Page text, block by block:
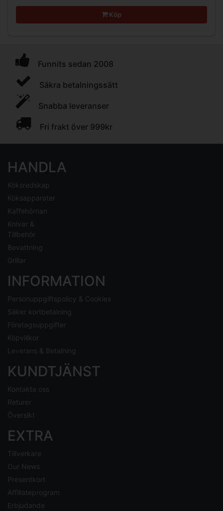
Köp
Funnits sedan 2008
Säkra betalningssätt
Snabba leveranser
Fri frakt över 999kr
HANDLA
Köksredskap
Köksapparater
Kaffehörnan
Knivar &
Tillbehör
Bevattning
Grillar
INFORMATION
Personuppgiftspolicy & Cookies
Säker kortbetalning
Företagsuppgifter
Köpvillkor
Leverans & Betalning
KUNDTJÄNST
Kontakta oss
Returer
Översikt
EXTRA
Tillverkare
Our News
Presentkort
Affiliateprogram
Erbjudande